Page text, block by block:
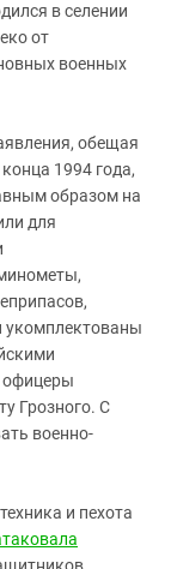
в селении
от
военных
обещая
1994 года,
образом на
для
укомплектованы
офицеры
Грозного. С
военно-
и пехота